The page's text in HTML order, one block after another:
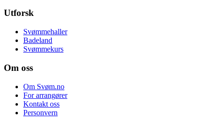
Utforsk
Svømmehaller
Badeland
Svømmekurs
Om oss
Om Svøm.no
For arrangører
Kontakt oss
Personvern